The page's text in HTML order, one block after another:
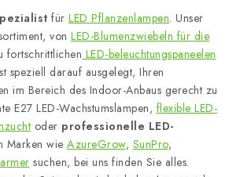
für LED Pflanzenlampen. Unser
von LED-Blumenzwiebeln für die
fortschrittlichen LED-beleuchtungspaneelen
speziell darauf ausgelegt, Ihren
im Bereich des Indoor-Anbaus gerecht zu
E27 LED-Wachstumslampen, flexible LED-
oder professionelle LED-
Marken wie AzureGrow, SunPro,
suchen, bei uns finden Sie alles.